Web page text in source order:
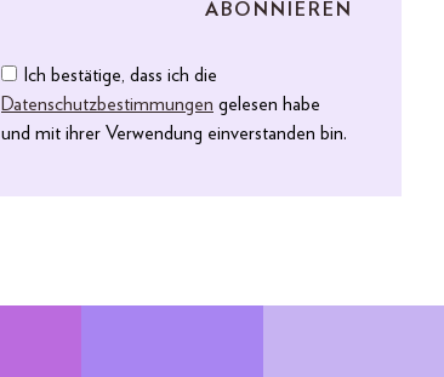
Ich bestätige, dass ich die
Datenschutzbestimmungen gelesen habe
und mit ihrer Verwendung einverstanden bin.